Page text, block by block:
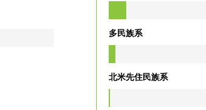
多民族系
北米先住民族系